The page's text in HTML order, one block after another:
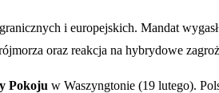
i europejskich. Mandat
oraz reakcja na hybrydowe
Pokoju w Waszyngtonie (19 lutego).